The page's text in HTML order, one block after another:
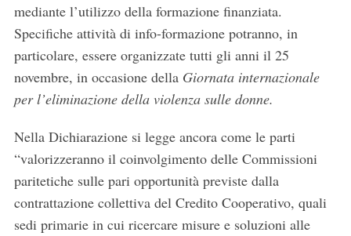
mediante l’utilizzo della formazione finanziata.
Specifiche attività di info-formazione potranno, in
particolare, essere organizzate tutti gli anni il 25
novembre, in occasione della Giornata internazionale
per l’eliminazione della violenza sulle donne.
Nella Dichiarazione si legge ancora come le parti
“valorizzeranno il coinvolgimento delle Commissioni
paritetiche sulle pari opportunità previste dalla
contrattazione collettiva del Credito Cooperativo, quali
sedi primarie in cui ricercare misure e soluzioni alle